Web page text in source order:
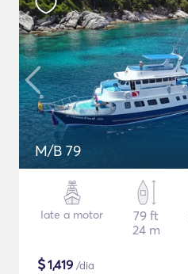
M/B 79
Iate a motor
79 ft
24 m
$1,419 /dia